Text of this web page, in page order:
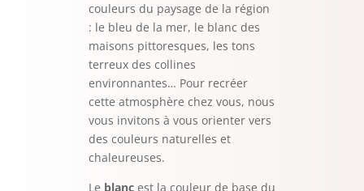
couleurs du paysage de la région
: le bleu de la mer, le blanc des
maisons pittoresques, les tons
terreux des collines
environnantes… Pour recréer
cette atmosphère chez vous, nous
vous invitons à vous orienter vers
des couleurs naturelles et
chaleureuses.
Le blancest la couleur de base du